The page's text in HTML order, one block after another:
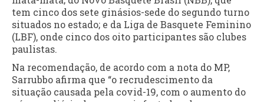
tem cinco dos sete ginásios-sede do segundo turno
situados no estado; e da Liga de Basquete Feminino
(LBF), onde cinco dos oito participantes são clubes
paulistas.
Na recomendação, de acordo com a nota do MP,
Sarrubbo afirma que “o recrudescimento da
situação causada pela covid-19, com o aumento do